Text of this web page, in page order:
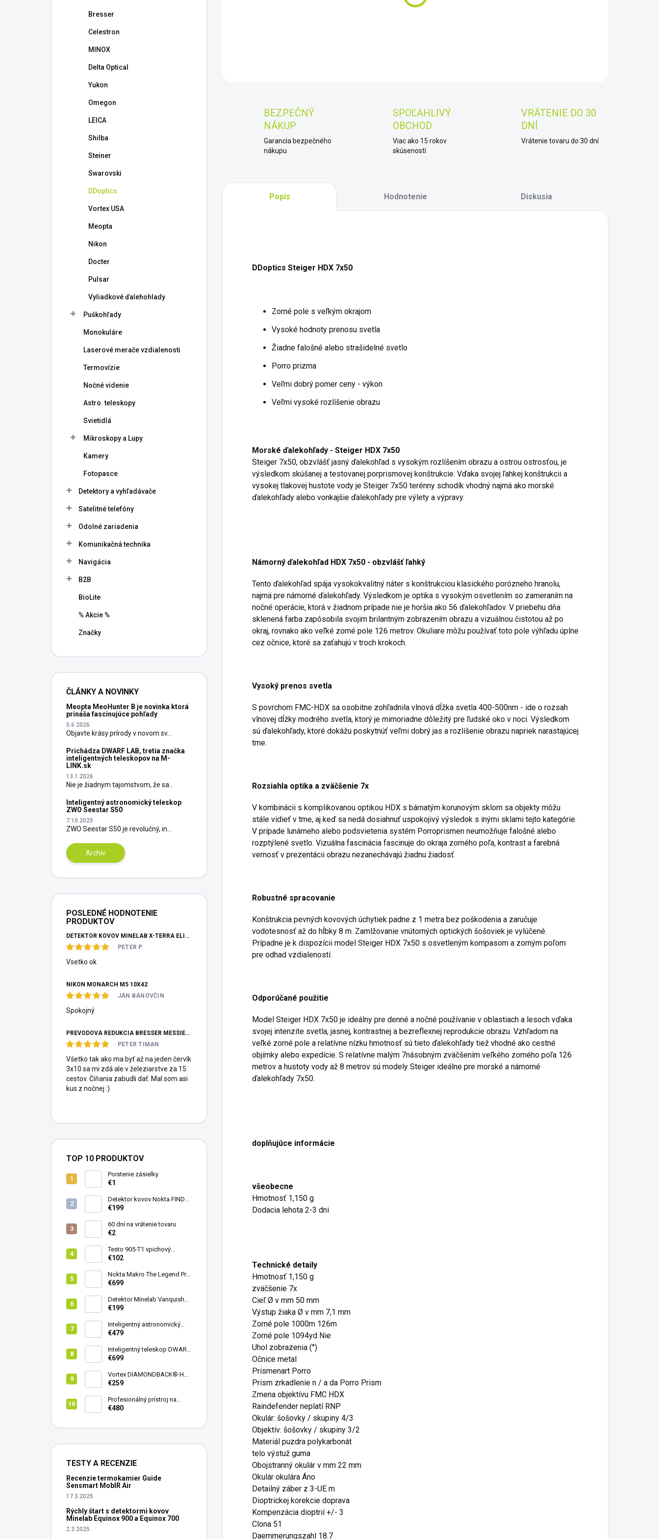
Bresser
Celestron
MINOX
Delta Optical
Yukon
Omegon
LEICA
Shilba
Steiner
Swarovski
DDoptics
Vortex USA
Meopta
Nikon
Docter
Pulsar
Vyliadkové ďalehohlady
Puškohľady
Monokuláre
Laserové merače vzdialenosti
Termovízie
Nočné videnie
Astro. teleskopy
Svietidlá
Mikroskopy a Lupy
Kamery
Fotopasce
Detektory a vyhľadávače
Satelitné telefóny
Odolné zariadenia
Komunikačná technika
Navigácia
B2B
BioLite
% Akcie %
Značky
ČLÁNKY A NOVINKY
Meopta MeoHunter B je novinka ktorá
prináša fascinujúce pohľady
5.6.2026
Objavte krásy prírody v novom sv...
Prichádza DWARF LAB, tretia značka
inteligentných teleskopov na M-
LINK.sk
13.1.2026
Nie je žiadnym tajomstvom, že sa...
Inteligentný astronomický teleskop
ZWO Seestar S50
7.10.2025
ZWO Seestar S50 je revolučný, in...
Archív
POSLEDNÉ HODNOTENIE
PRODUKTOV
DETEKTOR KOVOV MINELAB X-TERRA ELITE PINPOITER SET
PETER P
Vsetko ok
NIKON MONARCH M5 10X42
JÁN BÁNOVČIN
Spokojný
PREVODOVÁ REDUKCIA BRESSER MESSIER HEXAFOC 1:10
PETER TIMAN
Všetko tak ako ma byť až na jeden červík
3x10 sa mi zdá ale v železiarstve za 15
cestov. Číňania zabudli dať. Mal som asi
kus z nočnej :)
TOP 10 PRODUKTOV
Poistenie zásielky
€1
Detektor kovov Nokta FINDX
Pro
€199
60 dní na vrátenie tovaru
€2
Testo 905-T1 vpichový
teplomer
€102
Nokta Makro The Legend Pro
Pack - model 2024
€699
Detektor Minelab Vanquish
340
€199
Inteligentný astronomický
teleskop DwarfLab Dwarf
€479
Inteligentný teleskop DWARF
III + originálny statív DWARF 3
€699
Vortex DIAMONDBACK® HD
8X42
€259
Profesionálný prístroj na
vedenie vŕtania Laserliner
€480
TESTY A RECENZIE
Recenzie termokamier Guide
Sensmart MobIR Air
17.3.2025
Rýchly štart s detektormi kovov
Minelab Equinox 900 a Equinox 700
2.3.2025
BEZPEČNÝ
NÁKUP
Garancia bezpečného
nákupu
SPOĽAHLIVÝ
OBCHOD
Viac ako 15 rokov
skúseností
VRÁTENIE DO 30
DNÍ
Vrátenie tovaru do 30 dní
Popis Hodnotenie Diskusia
DDoptics Steiger HDX 7x50
Zorné pole s veľkým okrajom
Vysoké hodnoty prenosu svetla
Žiadne falošné alebo strašidelné svetlo
Porro prizma
Veľmi dobrý pomer ceny - výkon
Veľmi vysoké rozlíšenie obrazu
Morské ďalekohľady - Steiger HDX 7x50
Steiger 7x50, obzvlášť jasný ďalekohľad s vysokým rozlíšením obrazu a ostrou ostrosťou, je
výsledkom skúšanej a testovanej porprismovej konštrukcie. Vďaka svojej ľahkej konštrukcii a
vysokej tlakovej hustote vody je Steiger 7x50 terénny schodík vhodný najmä ako morské
ďalekohľady alebo vonkajšie ďalekohľady pre výlety a výpravy.
Námorný ďalekohľad HDX 7x50 - obzvlášť ľahký
Tento ďalekohľad spája vysokokvalitný náter s konštrukciou klasického porózneho hranolu,
najmä pre námorné ďalekohľady. Výsledkom je optika s vysokým osvetlením so zameraním na
nočné operácie, ktorá v žiadnom prípade nie je horšia ako 56 ďalekohľadov. V priebehu dňa
sklenená farba zapôsobila svojim brilantným zobrazením obrazu a vizuálnou čistotou až po
okraj, rovnako ako veľké zorné pole 126 metrov. Okuliare môžu používať toto pole výhľadu úplne
cez očnice, ktoré sa zaťahujú v troch krokoch.
Vysoký prenos svetla
S povrchom FMC-HDX sa osobitne zohľadnila vlnová dĺžka svetla 400-500nm - ide o rozsah
vlnovej dĺžky modrého svetla, ktorý je mimoriadne dôležitý pre ľudské oko v noci. Výsledkom
sú ďalekohľady, ktoré dokážu poskytnúť veľmi dobrý jas a rozlíšenie obrazu napriek narastajúcej
tme.
Rozsiahla optika a zväčšenie 7x
V kombinácii s komplikovanou optikou HDX s bárnatým korunovým sklom sa objekty môžu
stále vidieť v tme, aj keď sa nedá dosiahnuť uspokojivý výsledok s inými sklami tejto kategórie.
V prípade lunárneho alebo podsvietenia systém Porroprismen neumožňuje falošné alebo
rozptýlené svetlo. Vizuálna fascinácia fascinuje do okraja zorného poľa, kontrast a farebná
vernosť v prezentácii obrazu nezanechávajú žiadnu žiadosť.
Robustné spracovanie
Konštrukcia pevných kovových úchytiek padne z 1 metra bez poškodenia a zaručuje
vodotesnosť až do hĺbky 8 m. Zamlžovanie vnútorných optických šošoviek je vylúčené.
Prípadne je k dispozícii model Steiger HDX 7x50 s osvetleným kompasom a zorným poľom
pre odhad vzdialeností.
Odporúčané použitie
Model Steiger HDX 7x50 je ideálny pre denné a nočné používanie v oblastiach a lesoch vďaka
svojej intenzite svetla, jasnej, kontrastnej a bezreflexnej reprodukcie obrazu. Vzhľadom na
veľké zorné pole a relatívne nízku hmotnosť sú tieto ďalekohľady tiež vhodné ako cestné
objímky alebo expedície. S relatívne malým 7násobným zväčšením veľkého zorného poľa 126
metrov a hustoty vody až 8 metrov sú modely Steiger ideálne pre morské a námorné
ďalekohľady 7x50.
doplňujúce informácie
všeobecne
Hmotnosť 1,150 g
Dodacia lehota 2-3 dni
Technické detaily
Hmotnosť 1,150 g
zväčšenie 7x
Cieľ Ø v mm 50 mm
Výstup žiaka Ø v mm 7,1 mm
Zorné pole 1000m 126m
Zorné pole 1094yd Nie
Uhol zobrazenia (°)
Očnice metal
Prismenart Porro
Prism zrkadlenie n / a da Porro Prism
Zmena objektívu FMC HDX
Raindefender neplatí RNP
Okulár: šošovky / skupiny 4/3
Objektív: šošovky / skupiny 3/2
Materiál puzdra polykarbonát
telo výstuž guma
Obojstranný okulár v mm 22 mm
Okulár okulára Áno
Detailný záber z 3-UE m
Dioptrickej korekcie doprava
Kompenzácia dioptrií +/- 3
Clona 51
Daemmerungszahl 18.7